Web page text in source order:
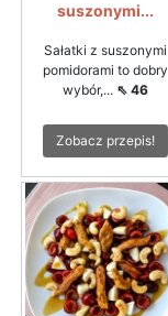
suszonymi...
Sałatki z suszonymi
pomidorami to dobry
wybór,... ⇖ 46
Zobacz przepis!